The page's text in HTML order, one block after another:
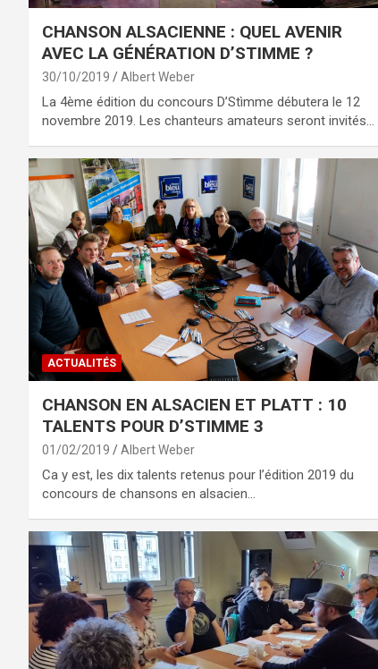
CHANSON ALSACIENNE : QUEL AVENIR
AVEC LA GÉNÉRATION D’STIMME ?
30/10/2019 Albert Weber
La 4ème édition du concours D’Stìmme débutera le 12
novembre 2019. Les chanteurs amateurs seront invités…
ACTUALITÉS
CHANSON EN ALSACIEN ET PLATT : 10
TALENTS POUR D’STIMME 3
01/02/2019 Albert Weber
Ca y est, les dix talents retenus pour l’édition 2019 du
concours de chansons en alsacien…